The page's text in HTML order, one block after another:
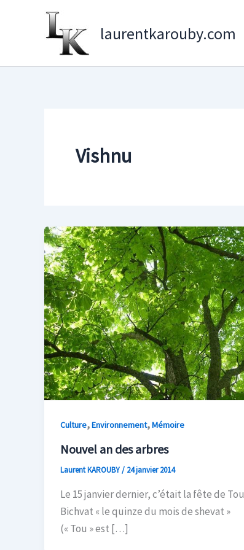
laurentkarouby.com
Vishnu
Culture,Environnement,Mémoire
Nouvel an des arbres
Laurent KAROUBY/ 24 janvier 2014
Le 15 janvier dernier, c’était la fête de Tou
Bichvat « le quinze du mois de shevat »
(« Tou » est […]